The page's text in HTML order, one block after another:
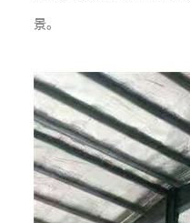
景。